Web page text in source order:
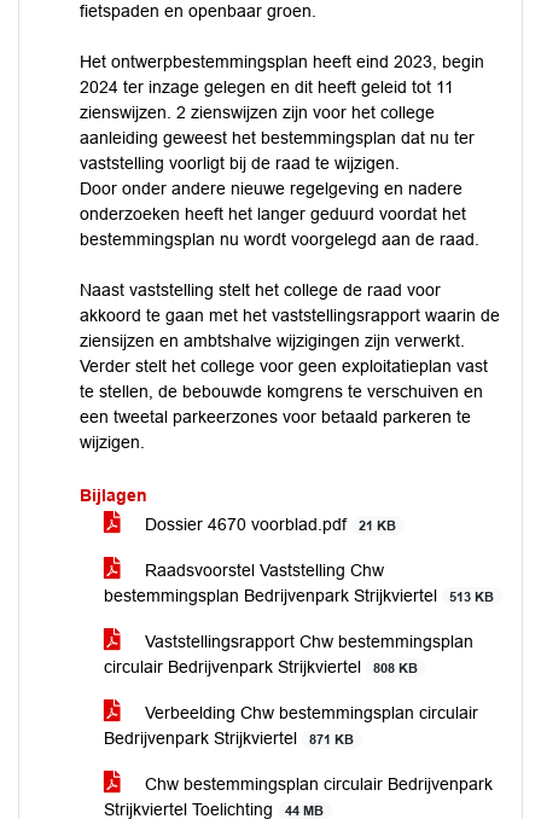
fietspaden en openbaar groen.
Het ontwerpbestemmingsplan heeft eind 2023, begin
2024 ter inzage gelegen en dit heeft geleid tot 11
zienswijzen. 2 zienswijzen zijn voor het college
aanleiding geweest het bestemmingsplan dat nu ter
vaststelling voorligt bij de raad te wijzigen.
Door onder andere nieuwe regelgeving en nadere
onderzoeken heeft het langer geduurd voordat het
bestemmingsplan nu wordt voorgelegd aan de raad.
Naast vaststelling stelt het college de raad voor
akkoord te gaan met het vaststellingsrapport waarin de
ziensijzen en ambtshalve wijzigingen zijn verwerkt.
Verder stelt het college voor geen exploitatieplan vast
te stellen, de bebouwde komgrens te verschuiven en
een tweetal parkeerzones voor betaald parkeren te
wijzigen.
Bijlagen
Dossier 4670 voorblad.pdf
21 KB
Raadsvoorstel Vaststelling Chw
bestemmingsplan Bedrijvenpark Strijkviertel
513 KB
Vaststellingsrapport Chw bestemmingsplan
circulair Bedrijvenpark Strijkviertel
808 KB
Verbeelding Chw bestemmingsplan circulair
Bedrijvenpark Strijkviertel
871 KB
Chw bestemmingsplan circulair Bedrijvenpark
Strijkviertel Toelichting
44 MB